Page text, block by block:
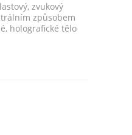
zvukový
způsobem
holografické tělo